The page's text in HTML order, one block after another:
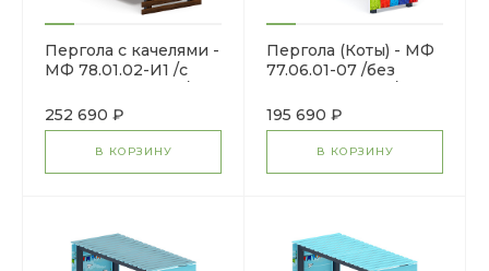
Пергола с качелями -
МФ 78.01.02-И1 /с
252 690 ₽
В КОРЗИНУ
Пергола (Коты) - МФ
77.06.01-07 /без
195 690 ₽
В КОРЗИНУ